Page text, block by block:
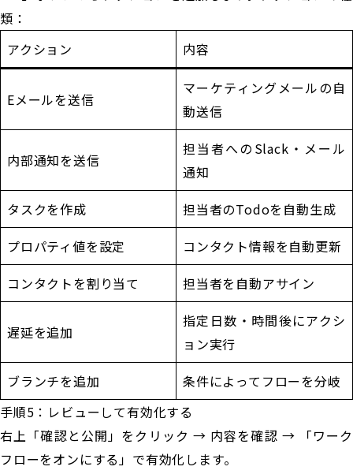
類：
アクション
内容
Eメールを送信
マーケティングメールの自
動送信
内部通知を送信
担当者へのSlack・メール
通知
タスクを作成
担当者のTodoを自動生成
プロパティ値を設定
コンタクト情報を自動更新
コンタクトを割り当て
担当者を自動アサイン
遅延を追加
指定日数・時間後にアクシ
ョン実行
ブランチを追加
条件によってフローを分岐
手順5：レビューして有効化する
右上「確認と公開」をクリック → 内容を確認 → 「ワーク
フローをオンにする」で有効化します。